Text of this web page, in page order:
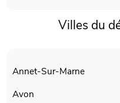
Villes du
Annet-Sur-Marne
Avon